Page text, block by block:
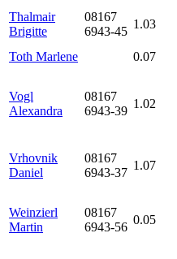
Thalmair
Brigitte
08167
6943-45
1.03
Toth Marlene
0.07
Vogl
Alexandra
08167
6943-39
1.02
Vrhovnik
Daniel
08167
6943-37
1.07
Weinzierl
Martin
08167
6943-56
0.05